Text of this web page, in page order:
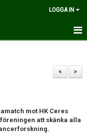
LOGGA IN
>
<
mot HK Ceres
att skänka alla